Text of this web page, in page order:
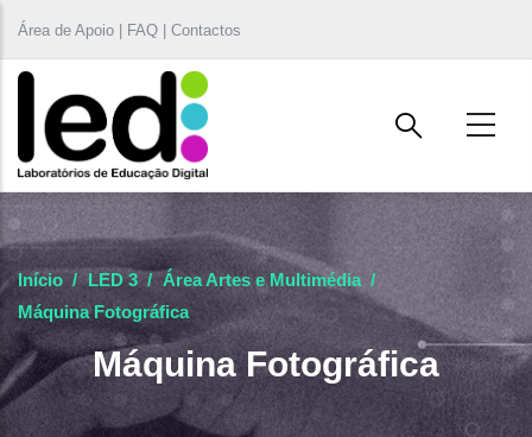
Passar para o conteúdo principal
Área de Apoio | FAQ | Contactos
Início / LED 3 / Área Artes e Multimédia /
Máquina Fotográfica
Máquina Fotográfica